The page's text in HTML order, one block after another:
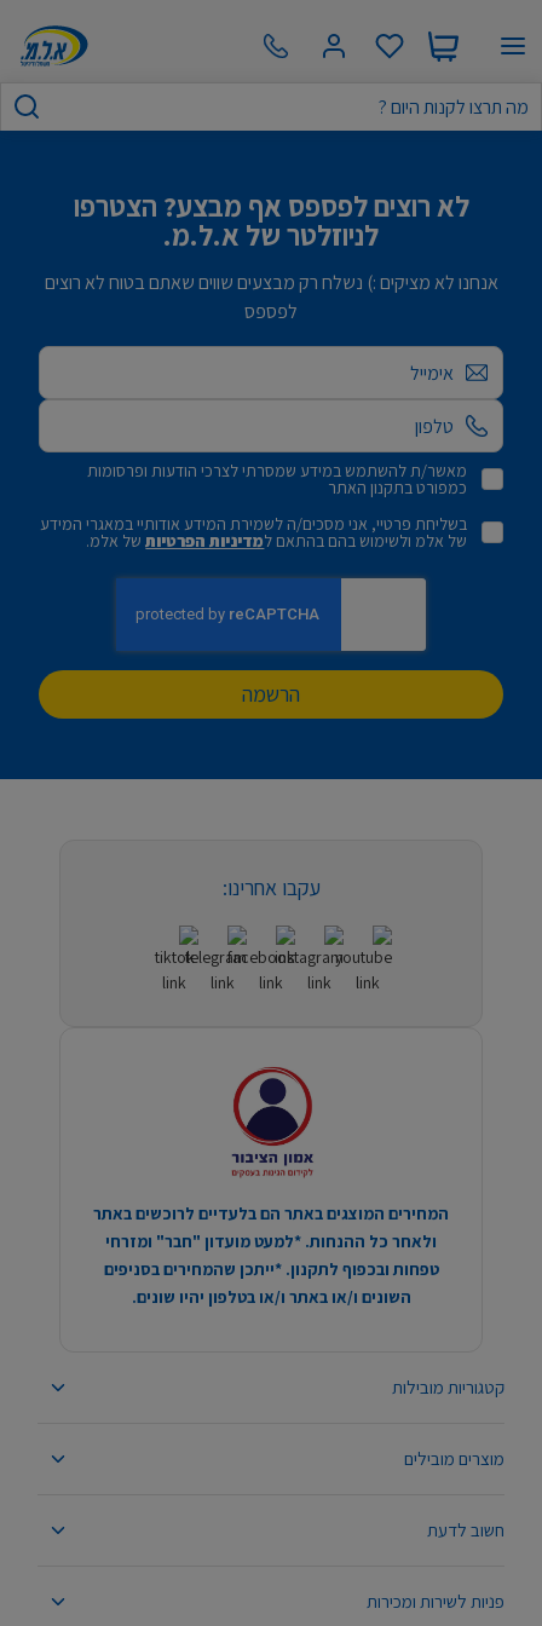
לא רוצים לפספס אף מבצע? הצטרפו
לניוזלטר של א.ל.מ.
אנחנו לא מציקים :) נשלח רק מבצעים שווים שאתם בטוח לא רוצים
לפספס
אימייל
מאשר/ת להשתמש במידע שמסרתי לצרכי הודעות ופרסומות
כמפורט בתקנון האתר
בשליחת פרטיי, אני מסכים/ה לשמירת המידע אודותיי במאגרי המידע
של אלמ ולשימוש בהם בהתאם למדיניות הפרטיותשל אלמ.
הרשמה
קטגוריות מובילות
מוצרים מובילים
חשוב לדעת
פניות לשירות ומכירות
עקבו אחרינו:
המחירים המוצגים באתר הם בלעדיים לרוכשים באתר
ולאחר כל ההנחות. *למעט מועדון "חבר" ומזרחי
טפחות ובכפוף לתקנון. *ייתכן שהמחירים בסניפים
השונים ו/או באתר ו/או בטלפון יהיו שונים.